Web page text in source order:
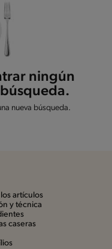
ningún
nueva búsqueda.
artículos
y técnica
caseras